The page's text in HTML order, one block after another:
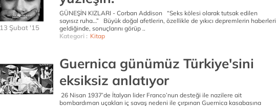
13 Şubat '15
GÜNEŞİN KIZLARI - Corban Addison “Seks kölesi olarak tutsak edilen
sayısız ruha…” Büyük doğal afetlerin, özellikle de yıkıcı depremlerin haberleri
geldiğinde, sonuçlarını görüp ..
Kategori : Kitap
Guernica günümüz Türkiye'sini
eksiksiz anlatıyor
26 Nisan 1937’de İtalyan lider Franco’nun desteği ile nazilere ait
bombardıman uçakları iç savaş nedeni ile çırpınan Guernica kasabasına